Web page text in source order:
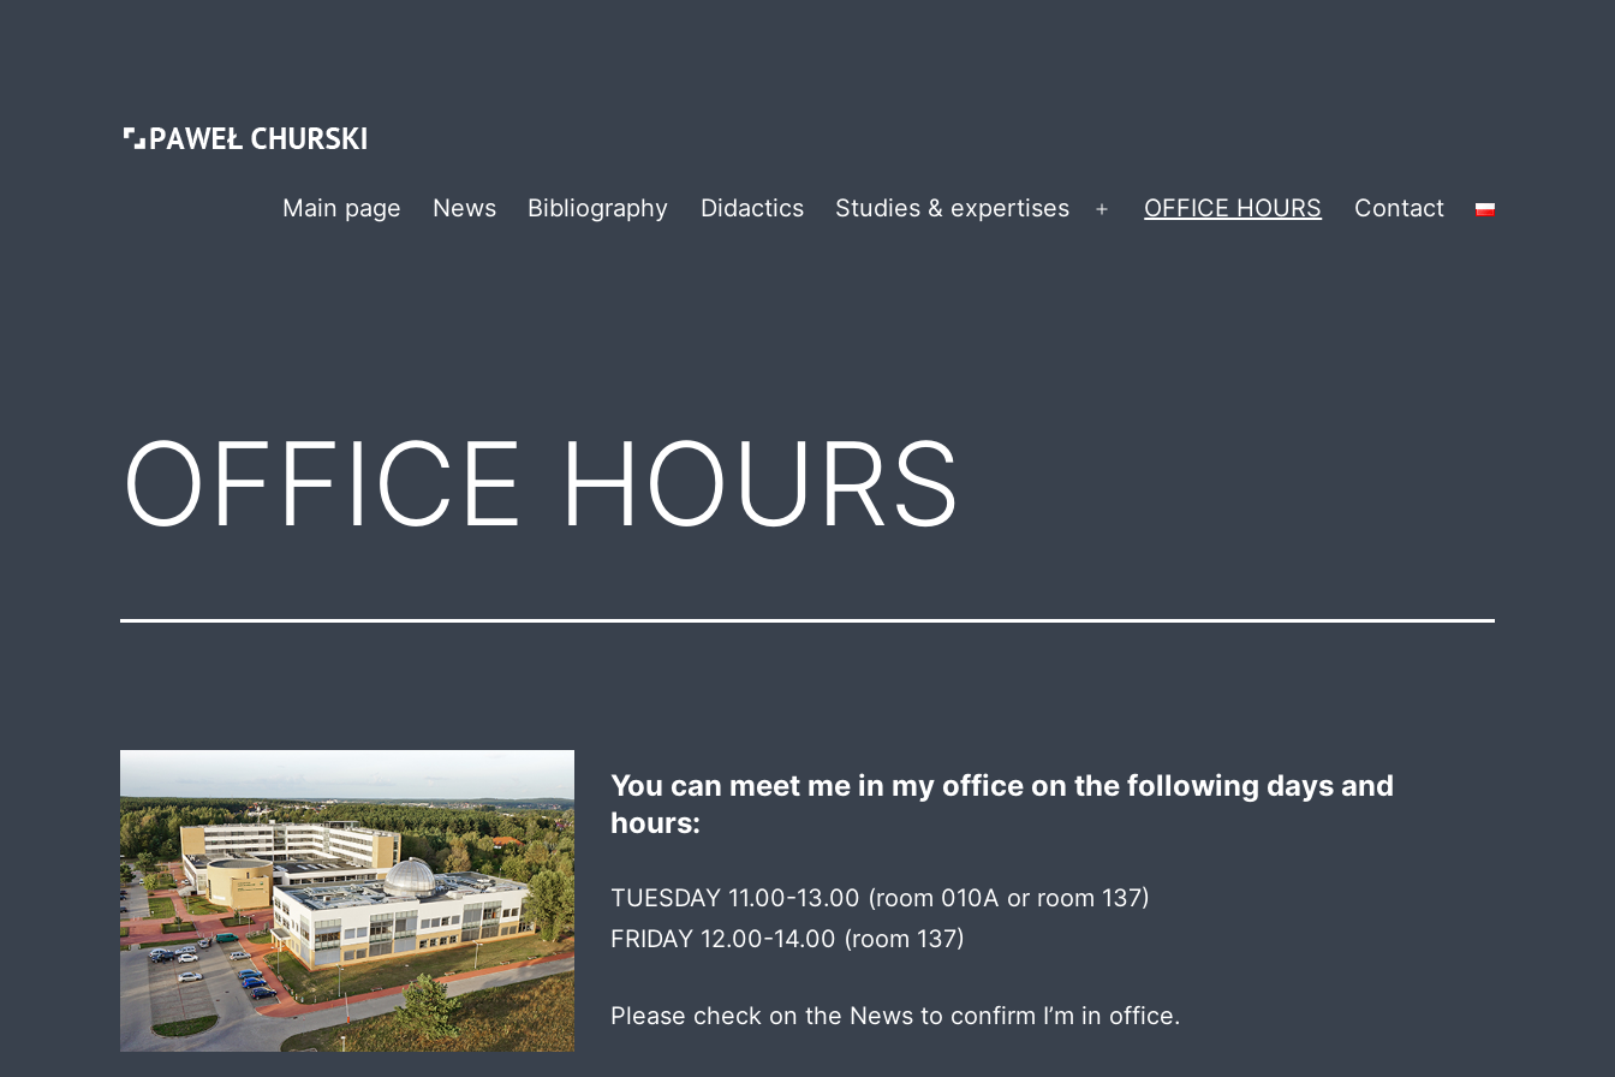
Main page News Bibliography Didactics Studies & expertises
Open
OFFICE HOURS Contact
OFFICE HOURS
You can meet me in my office on the following days and
hours:
TUESDAY 11.00-13.00 (room 010A or room 137)
FRIDAY 12.00-14.00 (room 137)
Please check on the News to confirm I’m in office.